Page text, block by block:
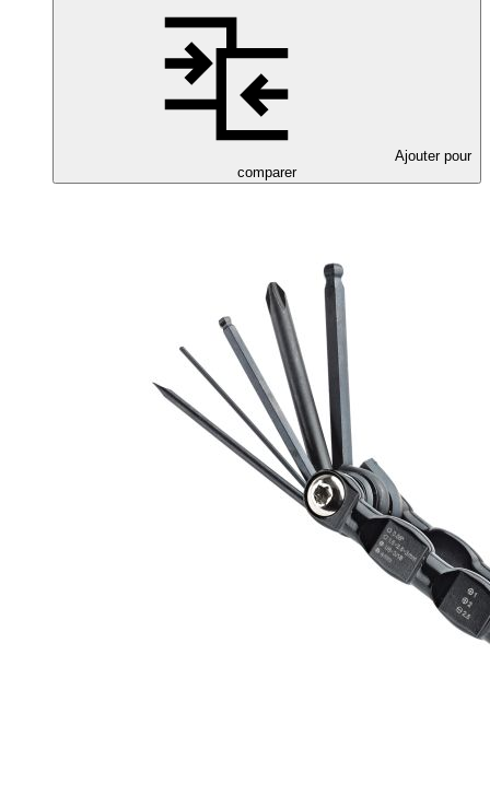
Ajouter pour
comparer